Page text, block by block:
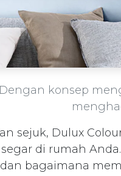
Dengan konsep
sejuk, Dulux
di rumah
bagaimana